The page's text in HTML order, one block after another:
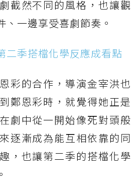
截然不同的風格，也讓觀
、一邊享受喜劇節奏。
二季搭檔化學反應成看點
彩的合作，導演金宰洪也
鄭恩彩時，就覺得她正是
劇中從一開始像死對頭般
逐漸成為能互相依靠的同
，也讓第二季的搭檔化學